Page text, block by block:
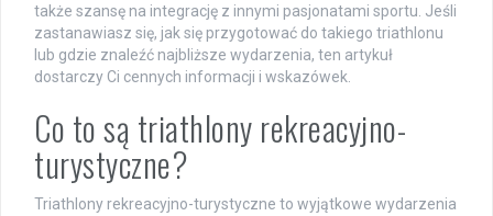
także szansę na integrację z innymi pasjonatami sportu. Jeśli
zastanawiasz się, jak się przygotować do takiego triathlonu
lub gdzie znaleźć najbliższe wydarzenia, ten artykuł
dostarczy Ci cennych informacji i wskazówek.
Co to są triathlony rekreacyjno-
turystyczne?
Triathlony rekreacyjno-turystyczne to wyjątkowe wydarzenia